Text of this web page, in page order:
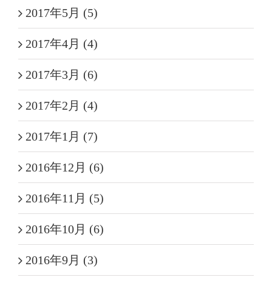
2017年5月 (5)
2017年4月 (4)
2017年3月 (6)
2017年2月 (4)
2017年1月 (7)
2016年12月 (6)
2016年11月 (5)
2016年10月 (6)
2016年9月 (3)